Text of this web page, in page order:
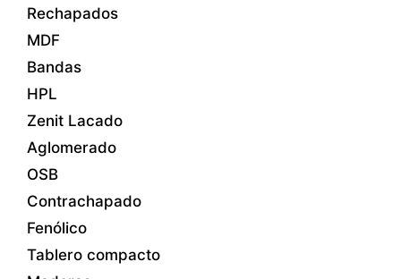
Rechapados
MDF
Bandas
HPL
Zenit Lacado
Aglomerado
OSB
Contrachapado
Fenólico
Tablero compacto